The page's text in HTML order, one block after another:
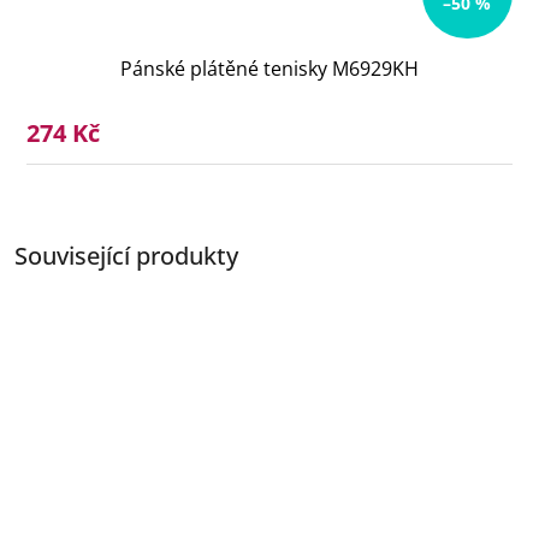
Související produkty
Pánské plátěné tenisky M6929KH
274 Kč